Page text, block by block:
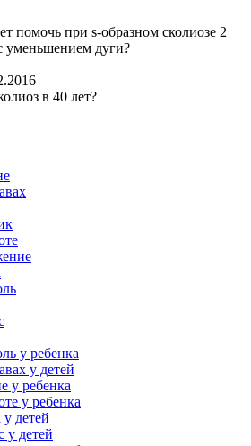
помочь при s-образном сколиозе 2
уменьшением дуги?
в 40 лет?
у ребенка
у детей
у ребенка
у ребенка
детей
детей